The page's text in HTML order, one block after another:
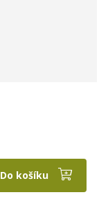
Do košíku